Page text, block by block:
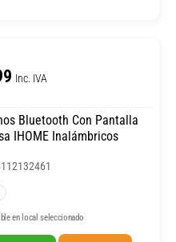
Inc. IVA
Bluetooth Con Pantalla
IHOME Inalámbricos
en local seleccionado